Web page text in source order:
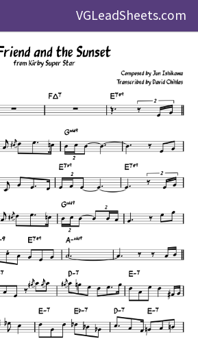
VGLeadSheets.com